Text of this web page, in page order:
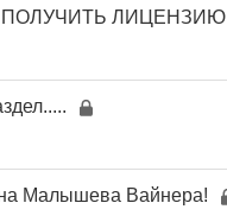
ЛИЦЕНЗИЮ
Малышева Вайнера!